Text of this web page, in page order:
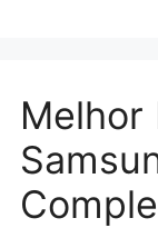
Melhor